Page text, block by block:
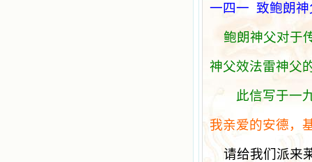
一四一 致鲍朗神
鲍朗神父对于
神父效法雷神父
此信写于一
我亲爱的安德，
请给我们派来